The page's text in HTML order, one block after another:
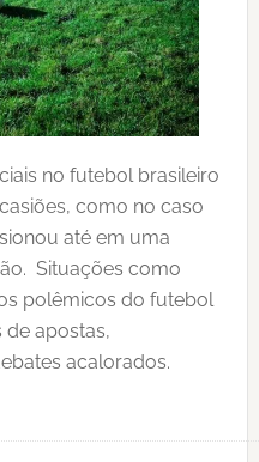
no futebol brasileiro
como no caso
até em uma
Situações como
polêmicos do futebol
de apostas,
acalorados.